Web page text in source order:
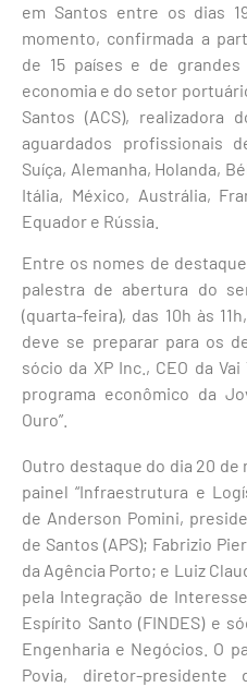
em Santos entre os dias
momento, confirmada a
de 15 países e de
economia e do setor
Santos (ACS), realizadora
aguardados profissionais
Suíça, Alemanha, Holanda,
Itália, México, Austrália,
Equador e Rússia.
Entre os nomes de
palestra de abertura do
(quarta-feira), das 10h às
deve se preparar para os
sócio da XP Inc., CEO da
programa econômico da
Ouro”.
Outro destaque do dia 20 de
painel “Infraestrutura e
de Anderson Pomini,
de Santos (APS); Fabrizio
da Agência Porto; e Luiz
pela Integração de
Espírito Santo (FINDES) e
Engenharia e Negócios. O
Povia, diretor-